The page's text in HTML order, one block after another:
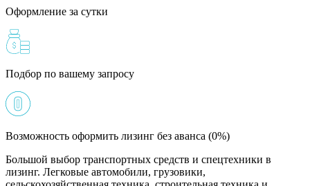
Оформление за сутки
Подбор по вашему запросу
Возможность оформить лизинг без аванса (0%)
Большой выбор транспортных средств и спецтехники в
лизинг. Легковые автомобили, грузовики,